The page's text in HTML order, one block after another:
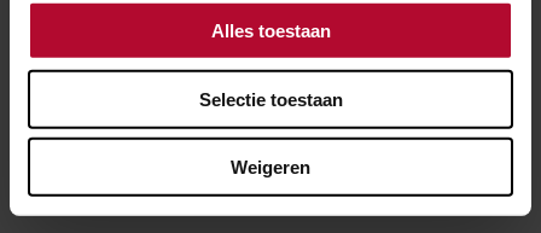
Alles toestaan
Selectie toestaan
Weigeren
Duurzame mobiliteit